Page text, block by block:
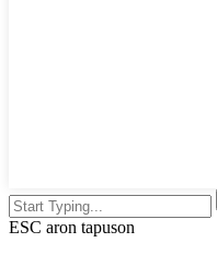
ESC aron tapuson